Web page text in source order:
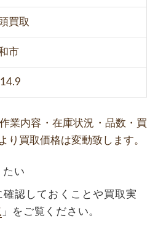
買取
市
業内容・在庫状況・品数・買
り買取価格は変動致します。
たい
認しておくことや買取実
」をご覧ください。